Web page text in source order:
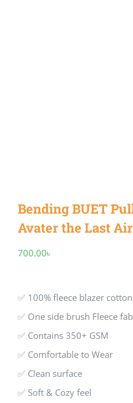
Bending BUET
Avater the Last
700.00৳
✅ 100% fleece blazer
✅ One side brush Fleece
✅ Contains 350+ GSM
✅ Comfortable to Wear
✅ Clean surface
✅ Soft & Cozy feel